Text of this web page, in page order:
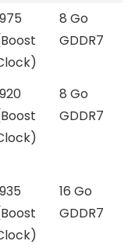
8 Go
GDDR7
8 Go
GDDR7
16 Go
GDDR7